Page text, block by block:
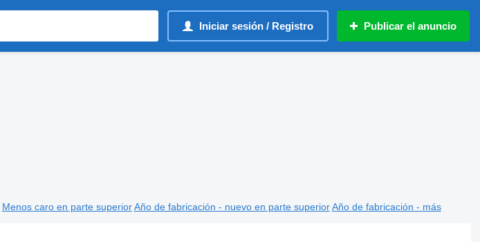
Iniciar sesión / Registro Publicar el anuncio
Menos caro en parte superior Año de fabricación - nuevo en parte superior Año de fabricación - más